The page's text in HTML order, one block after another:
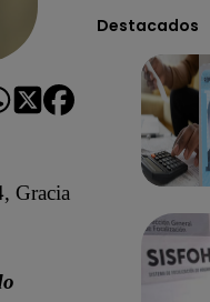
Gracia
Destacados